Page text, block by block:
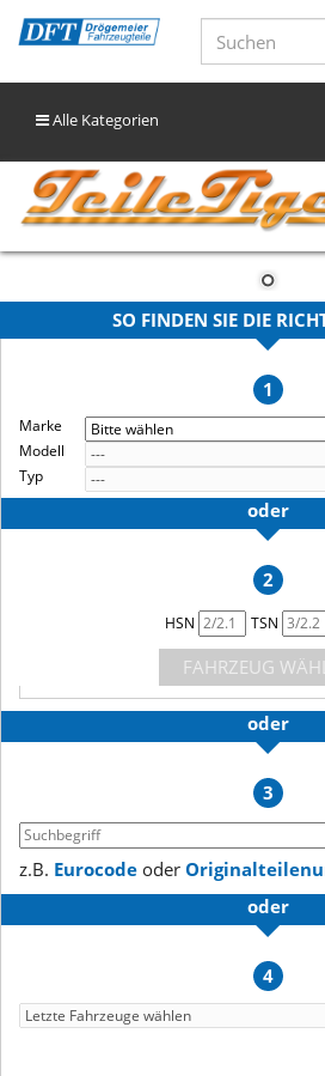
Alle Kategorien
SO FINDEN SIE DIE
1
Marke
Modell
Typ
oder
2
HSN TSN
FAHRZEUG
oder
3
z.B. Eurocode oder
oder
4